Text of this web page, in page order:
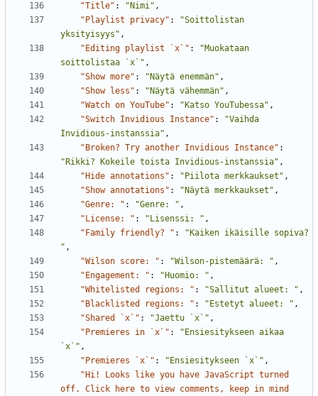
"Title" : "Nimi" ,
"Playlist privacy" :
"Soittolistan
yksityisyys" ,
"Editing playlist `x`" :
"Muokataan
soittolistaa `x`" ,
"Show more" : "Näytä enemmän" ,
"Show less" : "Näytä vähemmän" ,
"Watch on YouTube" : "Katso YouTubessa" ,
"Switch Invidious Instance" :
"Vaihda
Invidious-instanssia" ,
"Broken? Try another Invidious Instance" :
"Rikki? Kokeile toista Invidious-instanssia" ,
"Hide annotations" : "Piilota merkkaukset" ,
"Show annotations" : "Näytä merkkaukset" ,
"Genre: " : "Genre: " ,
"License: " : "Lisenssi: " ,
"Family friendly? " :
"Kaiken ikäisille sopiva?
" ,
"Wilson score: " : "Wilson-pistemäärä: " ,
"Engagement: " : "Huomio: " ,
"Whitelisted regions: " : "Sallitut alueet: " ,
"Blacklisted regions: " : "Estetyt alueet: " ,
"Shared `x`" : "Jaettu `x`" ,
"Premieres in `x`" :
"Ensiesitykseen aikaa
`x`" ,
"Premieres `x`" : "Ensiesitykseen `x`" ,
"Hi! Looks like you have JavaScript turned
off. Click here to view comments, keep in mind